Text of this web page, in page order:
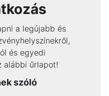
a legújabb és
és egyedi
alábbi űrlapot!
szóló